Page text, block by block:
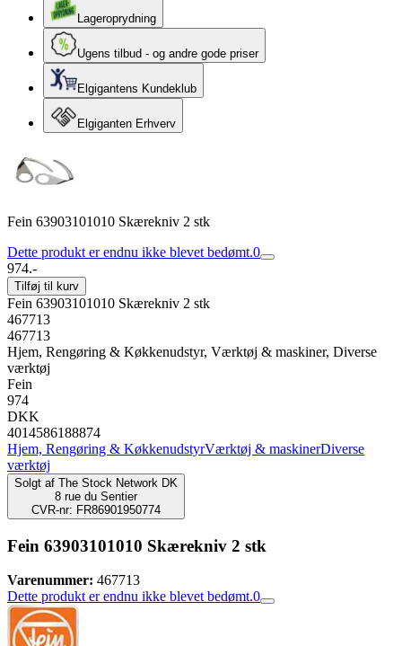
Lageroprydning
Ugens tilbud - og andre gode priser
Elgigantens Kundeklub
Elgiganten Erhverv
Fein 63903101010 Skærekniv 2 stk
Dette produkt er endnu ikke blevet bedømt.0
974.-
Tilføj til kurv
Fein 63903101010 Skærekniv 2 stk
467713
467713
Hjem, Rengøring & Køkkenudstyr, Værktøj & maskiner, Diverse
værktøj
Fein
974
DKK
4014586188874
Hjem, Rengøring & KøkkenudstyrVærktøj & maskinerDiverse
værktøj
Solgt af The Stock Network DK
8 rue du Sentier
CVR-nr: FR86901950774
Fein 63903101010 Skærekniv 2 stk
Varenummer: 467713
Dette produkt er endnu ikke blevet bedømt.0